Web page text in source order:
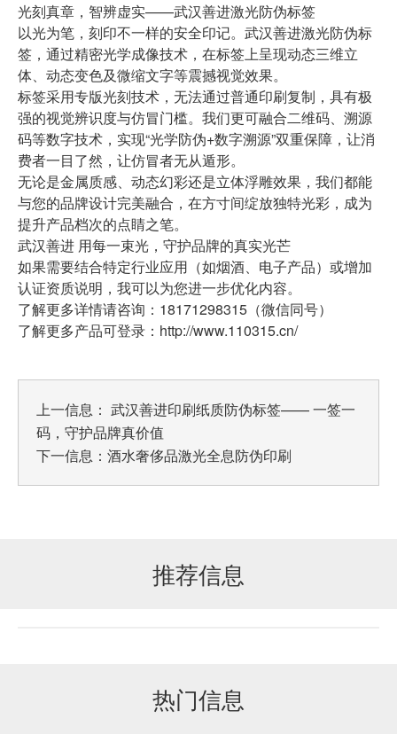
光刻真章，智辨虚实——武汉善进激光防伪标签
以光为笔，刻印不一样的安全印记。武汉善进激光防伪标
签 ，通过精密光学成像技术，在标签上呈现动态三维立
体、动态变色及微缩文字等震撼视觉效果。
标签采用专版光刻技术，无法通过普通印刷复制，具有极
强的视觉辨识度与仿冒门槛。我们更可融合二维码、溯源
码等数字技术，实现“光学防伪+数字溯源”双重保障，让消
费者一目了然，让仿冒者无从遁形。
无论是金属质感、动态幻彩还是立体浮雕效果，我们都能
与您的品牌设计完美融合，在方寸间绽放独特光彩，成为
提升产品档次的点睛之笔。
武汉善进 用每一束光，守护品牌的真实光芒
如果需要结合特定行业应用（如烟酒、电子产品）或增加
认证资质说明，我可以为您进一步优化内容。
了解更多详情请咨询：18171298315（微信同号）
了解更多产品可登录：http://www.110315.cn/
上一信息： 武汉善进印刷纸质防伪标签—— 一签一
码，守护品牌真价值
下一信息： 酒水奢侈品激光全息防伪印刷
推荐信息
热门信息